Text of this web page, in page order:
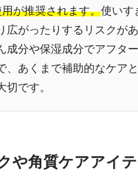
が推奨されます。使いす
広がったりするリスクがあ
成分や保湿成分でアフタ
、あくまで補助的なケア
切です。
や角質ケアアイ